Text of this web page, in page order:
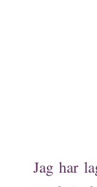
Jag har